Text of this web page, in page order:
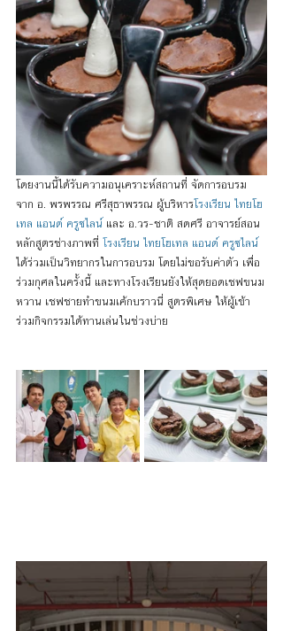
โดยงานนี้ได้รับความอนุเคราะห์สถานที่ จัดการอบรม
จาก อ. พรพรรณ ศรีสุธาพรรณ ผู้บริหารโรงเรียน ไทยโฮ
เทล แอนด์ ครูซไลน์ และ อ.วร-ชาติ สดศรี อาจารย์สอน
หลักสูตรช่างภาพที่ โรงเรียน ไทยโฮเทล แอนด์ ครูซไลน์
ได้ร่วมเป็นวิทยากรในการอบรม โดยไม่ขอรับค่าตัว เพื่อ
ร่วมกุศลในครั้งนี้ และทางโรงเรียนยังให้สุดยอดเชฟขนม
หวาน เชฟชายทำขนมเค้กบราวนี่ สูตรพิเศษ ให้ผู้เข้า
ร่วมกิจกรรมได้ทานเล่นในช่วงบ่าย